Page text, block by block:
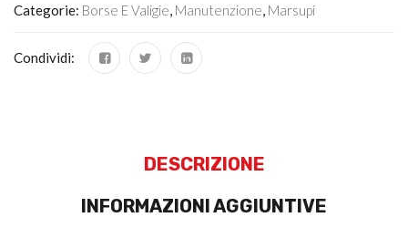
Categorie: Borse E Valigie Manutenzione Marsupi
Condividi:
DESCRIZIONE
INFORMAZIONI AGGIUNTIVE